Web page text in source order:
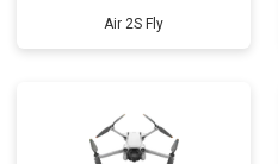
Air 2S Fly